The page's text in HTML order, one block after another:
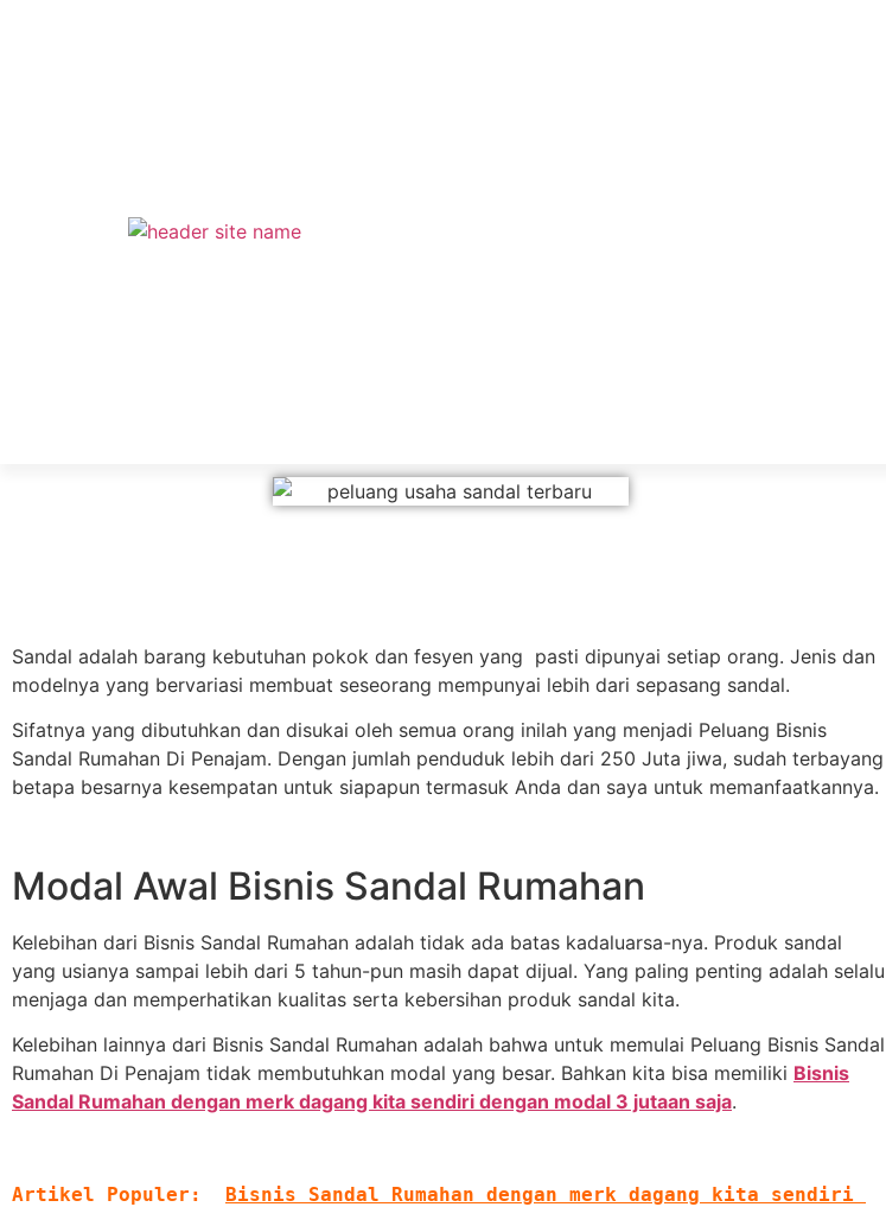
Sandal adalah barang kebutuhan pokok dan fesyen yang pasti dipunyai setiap orang. Jenis dan
modelnya yang bervariasi membuat seseorang mempunyai lebih dari sepasang sandal.
Sifatnya yang dibutuhkan dan disukai oleh semua orang inilah yang menjadi Peluang Bisnis
Sandal Rumahan Di Penajam. Dengan jumlah penduduk lebih dari 250 Juta jiwa, sudah terbayang
betapa besarnya kesempatan untuk siapapun termasuk Anda dan saya untuk memanfaatkannya.
Modal Awal Bisnis Sandal Rumahan
Kelebihan dari Bisnis Sandal Rumahan adalah tidak ada batas kadaluarsa-nya. Produk sandal
yang usianya sampai lebih dari 5 tahun-pun masih dapat dijual. Yang paling penting adalah selalu
menjaga dan memperhatikan kualitas serta kebersihan produk sandal kita.
Kelebihan lainnya dari Bisnis Sandal Rumahan adalah bahwa untuk memulai Peluang Bisnis Sandal
Rumahan Di Penajam tidak membutuhkan modal yang besar. Bahkan kita bisa memiliki Bisnis
Sandal Rumahan dengan merk dagang kita sendiri dengan modal 3 jutaan saja.
Artikel Populer:
Bisnis Sandal Rumahan dengan merk dagang kita sendiri